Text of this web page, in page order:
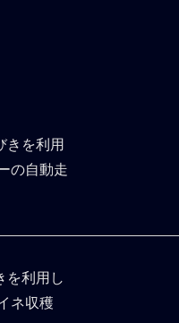
きを利用
の自動走
を利用し
ネ収穫